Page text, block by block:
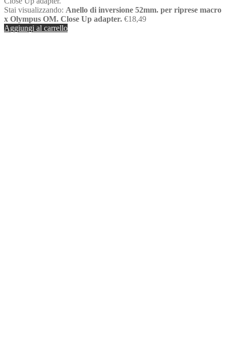
Stai visualizzando: Anello di inversione 52mm. per riprese macro
x Olympus OM. Close Up adapter. €18,49
Aggiungi al carrello